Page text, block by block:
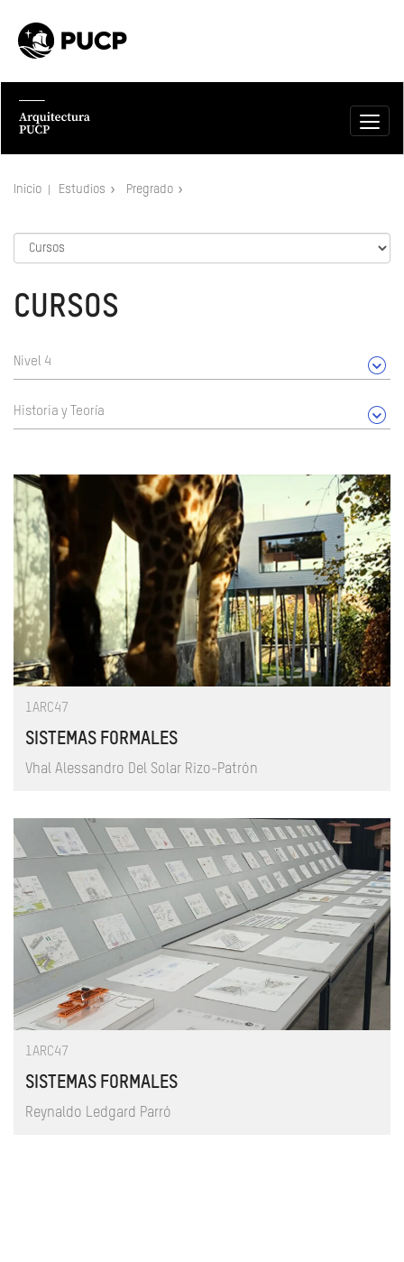
Inicio Estudios Pregrado
CURSOS
Nivel 4
Historia y Teoría
1ARC47
SISTEMAS FORMALES
Vhal Alessandro Del Solar Rizo-Patrón
1ARC47
SISTEMAS FORMALES
Reynaldo Ledgard Parró